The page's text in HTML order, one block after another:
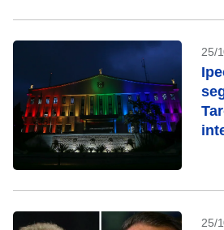
25/
25/